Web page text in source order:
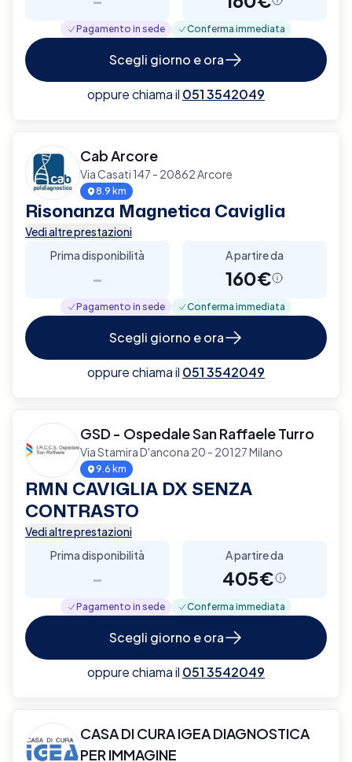
Pagamento in sede Conferma immediata
Scegli giorno e ora
oppure chiama il 051 3542049
Cab Arcore
Via Casati 147 - 20862 Arcore
8.9 km
Risonanza Magnetica Caviglia
Vedi altre prestazioni
Prima disponibilità
-
A partire da
160€
Pagamento in sede Conferma immediata
Scegli giorno e ora
oppure chiama il 051 3542049
GSD - Ospedale San Raffaele Turro
Via Stamira D'ancona 20 - 20127 Milano
9.6 km
RMN CAVIGLIA DX SENZA
CONTRASTO
Vedi altre prestazioni
Prima disponibilità
-
A partire da
405€
Pagamento in sede Conferma immediata
Scegli giorno e ora
oppure chiama il 051 3542049
CASA DI CURA IGEA DIAGNOSTICA
PER IMMAGINE